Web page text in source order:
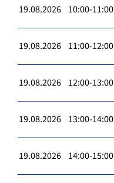
19.08.2026 10:00-11:00
19.08.2026 11:00-12:00
19.08.2026 12:00-13:00
19.08.2026 13:00-14:00
19.08.2026 14:00-15:00